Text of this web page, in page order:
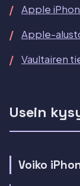
Apple
Apple-
Vaultairen
Usein
Voiko